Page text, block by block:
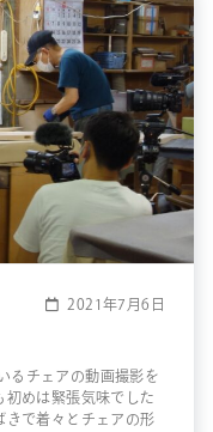
2021年7月6日
るチェアの動画撮影を
めは緊張気味でした
きで着々とチェアの形